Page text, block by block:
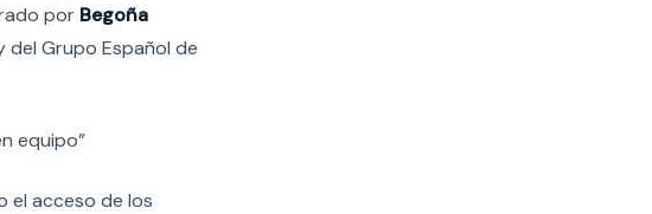
por Begoña
del Grupo Español de
equipo”
el acceso de los